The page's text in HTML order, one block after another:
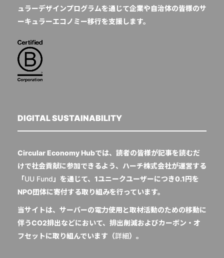
ュラーデザインプログラムを通じて企業や自治体の皆様のサ
ーキュラーエコノミー移行を支援します。
DIGITAL SUSTAINABILITY
Circular Economy Hubでは、読者の皆様が記事を読むだ
けで社会貢献に参加できるよう、ハーチ株式会社が運営する
「UU Fund 」を通じて、1ユニークユーザーにつき0.1円を
NPO団体に寄付する取り組みを行っています。
当サイトは、サーバーの電力使用と取材活動のための移動に
伴うCO2排出などにおいて、排出削減およびカーボン・オ
フセットに取り組んでいます（詳細）。